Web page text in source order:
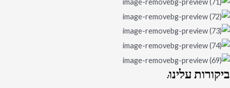
ביקורותעלינו: